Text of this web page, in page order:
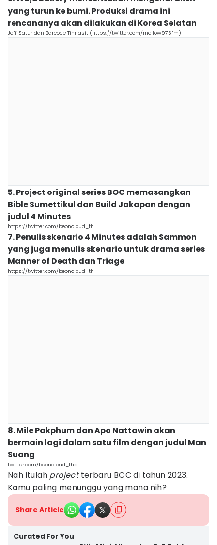
yang turun ke bumi. Produksi drama ini
rencananya akan dilakukan di Korea Selatan
Jeff Satur dan Barcode Tinnasit (https://twitter.com/mellow975fm)
5. Project original series BOC memasangkan
Bible Sumettikul dan Build Jakapan dengan
judul 4 Minutes
https://twitter.com/beoncloud_th
7. Penulis skenario 4 Minutes adalah Sammon
yang juga menulis skenario untuk drama series
Manner of Death dan Triage
https://twitter.com/beoncloud_th
8. Mile Pakphum dan Apo Nattawin akan
bermain lagi dalam satu film dengan judul Man
Suang
twitter.com/beoncloud_thx
Nah itulah projectterbaru BOC di tahun 2023.
Kamu paling menunggu yang mana nih?
Share Article
Curated For You